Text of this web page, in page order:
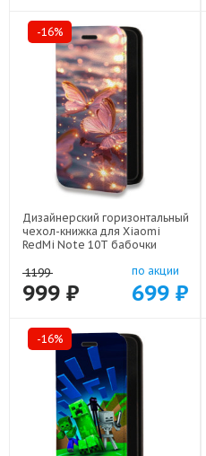
-16%
Дизайнерский горизонтальный
чехол-книжка для Xiaomi
RedMi Note 10T бабочки
1199
999 ₽
по акции
699 ₽
-16%